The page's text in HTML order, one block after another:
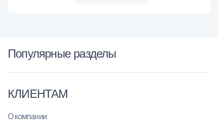
Популярные разделы
КЛИЕНТАМ
О компании